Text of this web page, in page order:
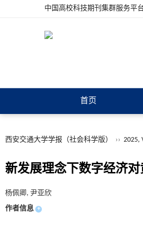
中国高校科技期刊集群服务平
首页
西安交通大学学报（社会科学版） ›› 2025,
新发展理念下数字经济
杨佩卿, 尹亚欣
作者信息 +